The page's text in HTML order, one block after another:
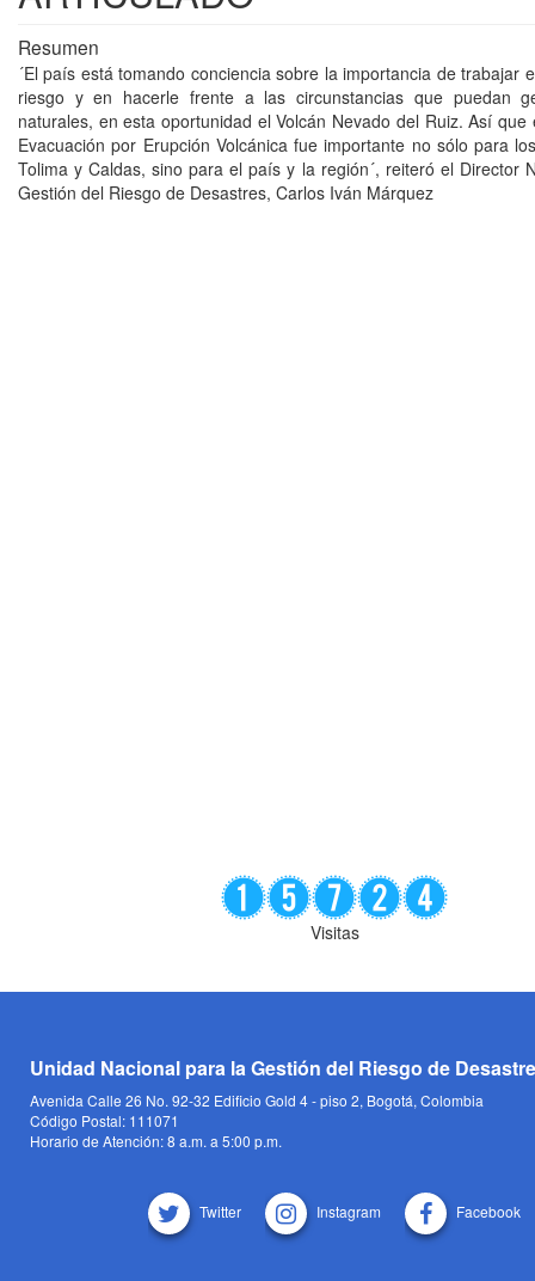
Resumen
´El país está tomando conciencia sobre la importancia de trabajar
riesgo y en hacerle frente a las circunstancias que puedan
naturales, en esta oportunidad el Volcán Nevado del Ruiz. Así que
Evacuación por Erupción Volcánica fue importante no sólo para
Tolima y Caldas, sino para el país y la región´, reiteró el Director
Gestión del Riesgo de Desastres, Carlos Iván Márquez
Visitas
Unidad Nacional para la Gestión del Riesgo de
Avenida Calle 26 No. 92-32 Edificio Gold 4 - piso 2, Bogotá, Colombia
Código Postal: 111071
Horario de Atención: 8 a.m. a 5:00 p.m.
Twitter Instagram Facebook